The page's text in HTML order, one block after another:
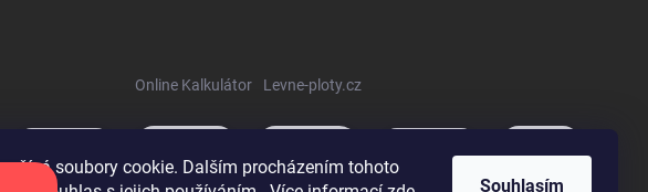
soubory cookie. Dalším procházením tohoto
Souhlasím
Online Kalkulátor Levne-ploty.cz